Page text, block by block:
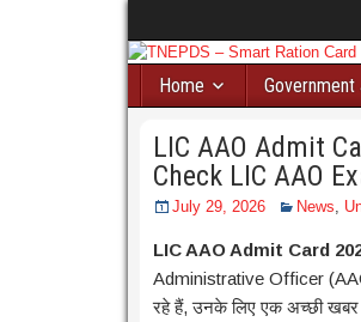
Home
LIC AAO Admit
Check LIC AAO
July 29, 2026 News,
LIC AAO Admit Card
Administrative Officer
रहे हैं, उनके लिए एक अच्छी